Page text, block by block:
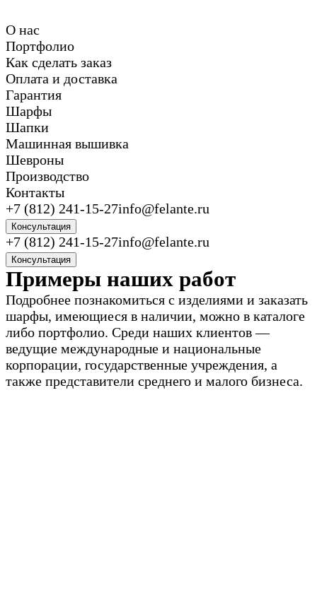
О нас
Портфолио
Как сделать заказ
Оплата и доставка
Гарантия
Шарфы
Шапки
Машинная вышивка
Шевроны
Производство
Контакты
+7 (812) 241-15-27info@felante.ru
Консультация
+7 (812) 241-15-27info@felante.ru
Консультация
Примеры наших работ
Подробнее познакомиться с изделиями и заказать
шарфы, имеющиеся в наличии, можно в каталоге
либо портфолио. Среди наших клиентов —
ведущие международные и национальные
корпорации, государственные учреждения, а
также представители среднего и малого бизнеса.